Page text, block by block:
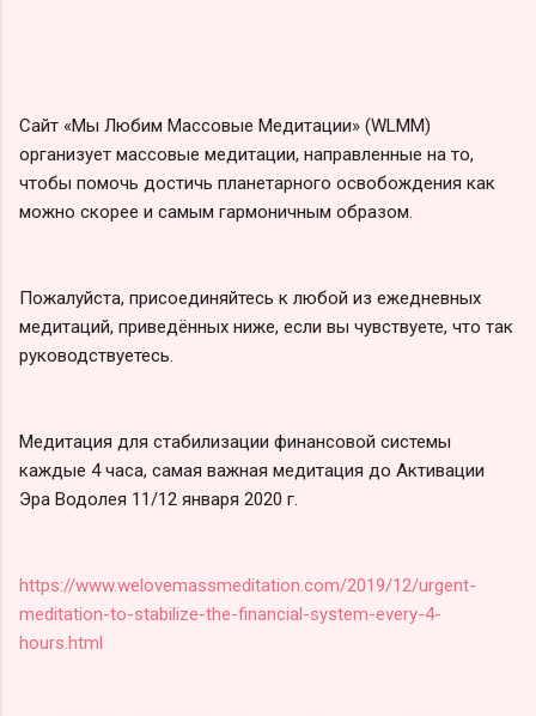
Сайт «Мы Любим Массовые Медитации» (WLMM)
организует массовые медитации, направленные на то,
чтобы помочь достичь планетарного освобождения как
можно скорее и самым гармоничным образом.
Пожалуйста, присоединяйтесь к любой из ежедневных
медитаций, приведённых ниже, если вы чувствуете, что так
руководствуетесь.
Медитация для стабилизации финансовой системы
каждые 4 часа, самая важная медитация до Активации
Эра Водолея 11/12 января 2020 г.
https://www.welovemassmeditation.com/2019/12/urgent-
meditation-to-stabilize-the-financial-system-every-4-
hours.html